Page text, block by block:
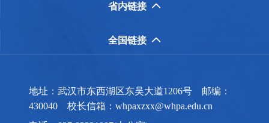
省内链接 
全国链接 
地址：武汉市东西湖区东吴大道1206号 邮编：
430040 校长信箱：whpaxzxx@whpa.edu.cn